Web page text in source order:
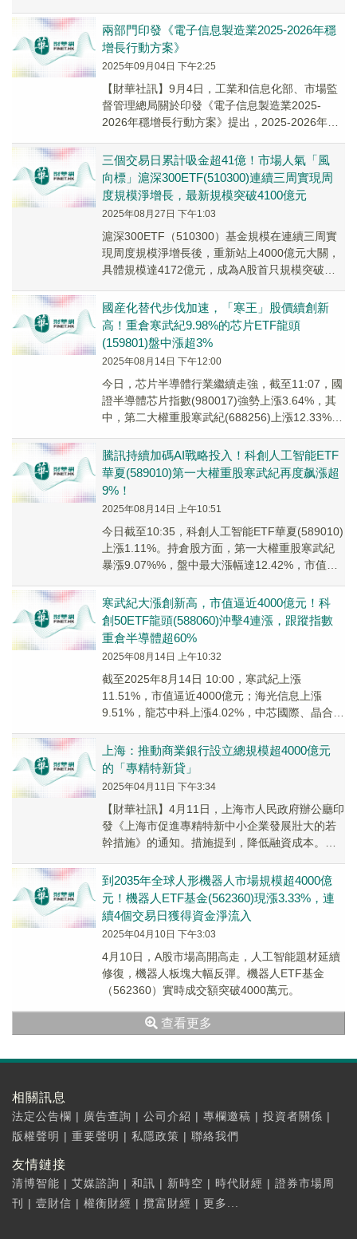
兩部門印發《電子信息製造業2025-2026年穩
增長行動方案》
2025年09月04日 下午2:25
【財華社訊】9月4日，工業和信息化部、市場監
督管理總局關於印發《電子信息製造業2025-
2026年穩增長行動方案》提出，2025-2026年，
三個交易日累計吸金超41億！市場人氣「風
向標」滬深300ETF(510300)連續三周實現周
度規模淨增長，最新規模突破4100億元
2025年08月27日 下午1:03
滬深300ETF（510300）基金規模在連續三周實
現周度規模淨增長後，重新站上4000億元大關，
具體規模達4172億元，成為A股首只規模突破
國産化替代步伐加速，「寒王」股價續創新
高！重倉寒武紀9.98%的芯片ETF龍頭
(159801)盤中漲超3%
2025年08月14日 下午12:00
今日，芯片半導體行業繼續走強，截至11:07，國
證半導體芯片指數(980017)強勢上漲3.64%，其
中，第二大權重股寒武紀(688256)上漲12.33%，
騰訊持續加碼AI戰略投入！科創人工智能ETF
華夏(589010)第一大權重股寒武紀再度飙漲超
9%！
2025年08月14日 上午10:51
今日截至10:35，科創人工智能ETF華夏(589010)
上漲1.11%。持倉股方面，第一大權重股寒武紀
暴漲9.07%%，盤中最大漲幅達12.42%，市值一
寒武紀大漲創新高，市值逼近4000億元！科
創50ETF龍頭(588060)沖擊4連漲，跟蹤指數
重倉半導體超60%
2025年08月14日 上午10:32
截至2025年8月14日 10:00，寒武紀上漲
11.51%，市值逼近4000億元；海光信息上漲
9.51%，龍芯中科上漲4.02%，中芯國際、晶合集
上海：推動商業銀行設立總規模超4000億元
的「專精特新貸」
2025年04月11日 下午3:34
【財華社訊】4月11日，上海市人民政府辦公廳印
發《上海市促進專精特新中小企業發展壯大的若
幹措施》的通知。措施提到，降低融資成本。推
貸...
到2035年全球人形機器人市場規模超4000億
元！機器人ETF基金(562360)現漲3.33%，連
續4個交易日獲得資金淨流入
2025年04月10日 下午3:03
4月10日，A股市場高開高走，人工智能題材延續
修復，機器人板塊大幅反彈。機器人ETF基金
（562360）實時成交額突破4000萬元。
查看更多
相關訊息
法定公告欄 | 廣告查詢 | 公司介紹 | 專欄邀稿 | 投資者關係 |
版權聲明 | 重要聲明 | 私隱政策 | 聯絡我們
友情鏈接
清博智能 | 艾媒諮詢 | 和訊 | 新時空 | 時代財經 | 證券市場周
刊
| 壹財信 | 權衡財經 | 攬富財經 | 更多...